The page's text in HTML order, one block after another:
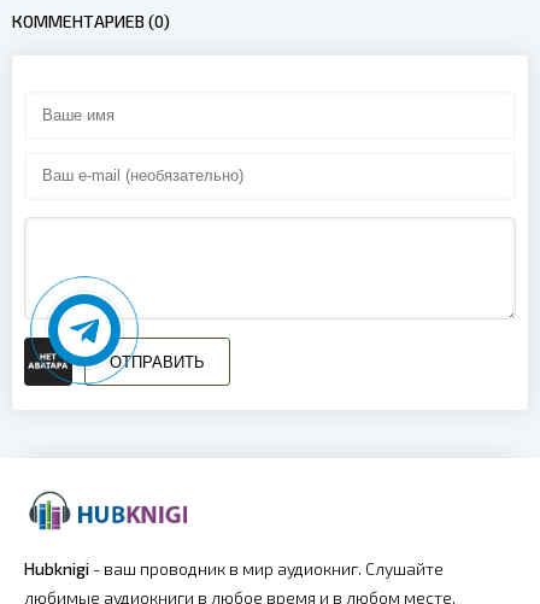
0105
0107
0108
0109
0111
0112
КОММЕНТАРИЕВ (0)
ОТПРАВИТЬ
Hubknigi - ваш проводник в мир аудиокниг. Слушайте
любимые аудиокниги в любое время и в любом месте.